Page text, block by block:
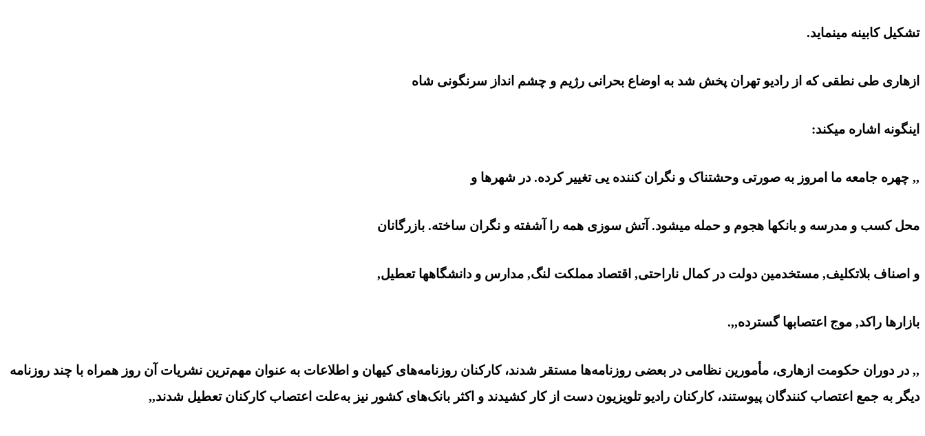
تشکیل کابینه مینماید.
ازهاری طی نطقی که از رادیو تهران پخش شد به اوضاع بحرانی رژیم و چشم انداز سرنگونی شاه
اینگونه اشاره میکند:
,, چهره جامعه ما امروز به صورتی وحشتناک و نگران کننده یی تغییر کرده. در شهرها و
محل کسب و مدرسه و بانکها هجوم و حمله میشود. آتش سوزی همه را آشفته و نگران ساخته. بازرگانان
و اصناف بلاتکلیف, مستخدمین دولت در کمال ناراحتی, اقتصاد مملکت لنگ, مدارس و دانشگاهها تعطیل,
بازارها راکد, موج اعتصابها گسترده,,.
,, در دوران حکومت ازهاری، مأمورین نظامی در بعضی روزنامه‌ها مستقر شدند، کارکنان روزنامه‌های کیهان و اطلاعات به عنوان مهم‌ترین نشریات آن روز همراه با چند روزنامه
دیگر به جمع اعتصاب کنندگان پیوستند، کارکنان رادیو تلویزیون دست از کار کشیدند و اکثر بانک‌های کشور نیز به‌علت اعتصاب کارکنان تعطیل شدند,,